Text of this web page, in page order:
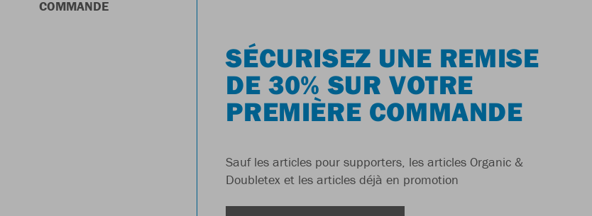
COMMANDE
SÉCURISEZ UNE REMISE
DE 30% SUR VOTRE
PREMIÈRE COMMANDE
Sauf les articles pour supporters, les articles Organic &
Doubletex et les articles déjà en promotion